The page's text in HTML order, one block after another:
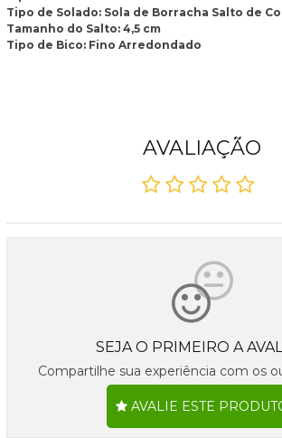
Tipo de Solado: Sola de Borracha Salto de
Tamanho do Salto: 4,5 cm
Tipo de Bico: Fino Arredondado
AVALIAÇÃO
SEJA O PRIMEIRO A
Compartilhe sua experiência com os
AVALIE ESTE